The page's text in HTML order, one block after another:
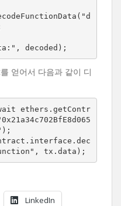
decoded);
얻어서 다음과 같이 디
ethers.getContr
tx.data);
LinkedIn